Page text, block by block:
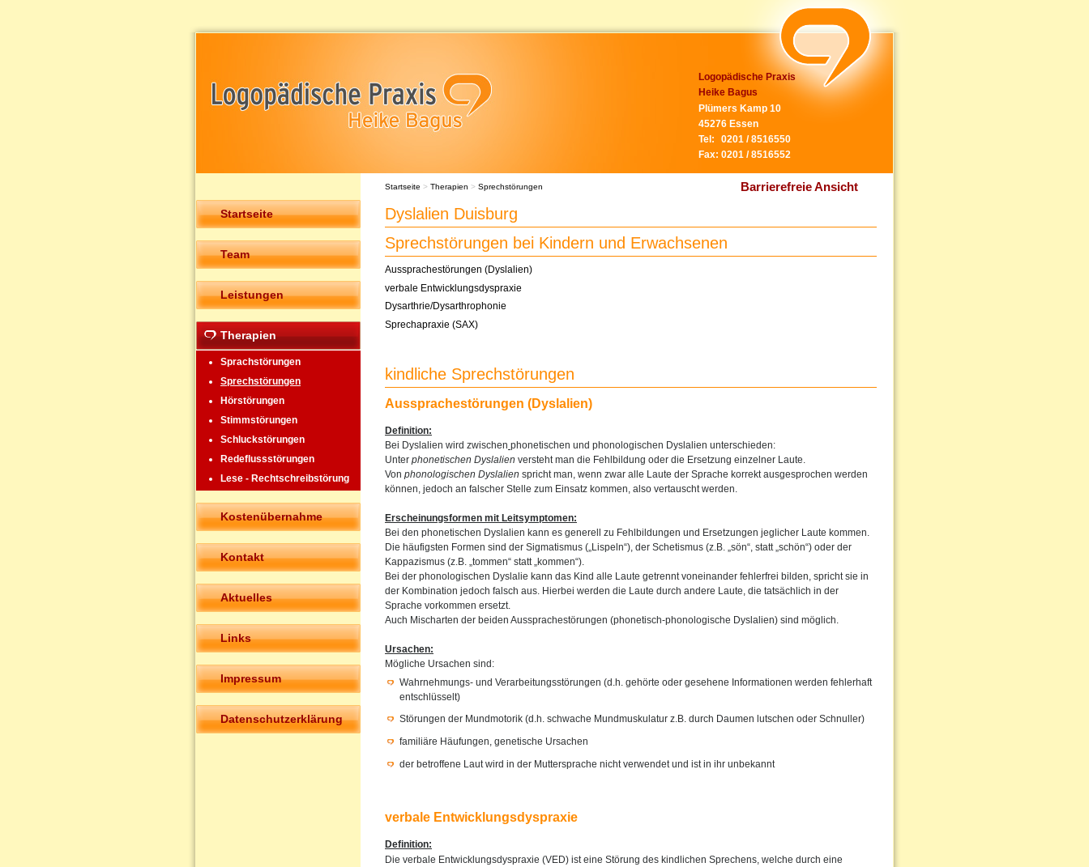
Logopädische Praxis
Heike Bagus
Plümers Kamp 10
45276 Essen
Tel:
0201 / 8516550
Fax: 0201 / 8516552
Barrierefreie Ansicht
Startseite
Team
Leistungen
Therapien
Sprachstörungen
Sprechstörungen
Hörstörungen
Stimmstörungen
Schluckstörungen
Redeflussstörungen
Lese - Rechtschreibstörung
Kostenübernahme
Kontakt
Aktuelles
Links
Impressum
Datenschutzerklärung
Startseite > Therapien > Sprechstörungen
Dyslalien Duisburg
Sprechstörungen bei Kindern und Erwachsenen
Aussprachestörungen (Dyslalien)
verbale Entwicklungsdyspraxie
Dysarthrie/Dysarthrophonie
Sprechapraxie (SAX)
kindliche Sprechstörungen
Aussprachestörungen (Dyslalien)
Definition:
Bei Dyslalien wird zwischen phonetischen und phonologischen Dyslalien unterschieden:
Unter phonetischen Dyslalien versteht man die Fehlbildung oder die Ersetzung einzelner Laute.
Von phonologischen Dyslalien spricht man, wenn zwar alle Laute der Sprache korrekt ausgesprochen werden
können, jedoch an falscher Stelle zum Einsatz kommen, also vertauscht werden.
Erscheinungsformen mit Leitsymptomen:
Bei den phonetischen Dyslalien kann es generell zu Fehlbildungen und Ersetzungen jeglicher Laute kommen.
Die häufigsten Formen sind der Sigmatismus („Lispeln“), der Schetismus (z.B. „sön“, statt „schön“) oder der
Kappazismus (z.B. „tommen“ statt „kommen“).
Bei der phonologischen Dyslalie kann das Kind alle Laute getrennt voneinander fehlerfrei bilden, spricht sie in
der Kombination jedoch falsch aus. Hierbei werden die Laute durch andere Laute, die tatsächlich in der
Sprache vorkommen ersetzt.
Auch Mischarten der beiden Aussprachestörungen (phonetisch-phonologische Dyslalien) sind möglich.
Ursachen:
Mögliche Ursachen sind:
Wahrnehmungs- und Verarbeitungsstörungen (d.h. gehörte oder gesehene Informationen werden fehlerhaft
entschlüsselt)
Störungen der Mundmotorik (d.h. schwache Mundmuskulatur z.B. durch Daumen lutschen oder Schnuller)
familiäre Häufungen, genetische Ursachen
der betroffene Laut wird in der Muttersprache nicht verwendet und ist in ihr unbekannt
verbale Entwicklungsdyspraxie
Definition:
Die verbale Entwicklungsdyspraxie (VED) ist eine Störung des kindlichen Sprechens, welche durch eine